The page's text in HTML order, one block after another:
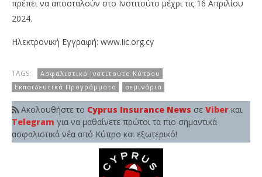
πρέπει να αποσταλούν στο Ινστιτούτο µέχρι τις 16 Απριλίου
2024.
Ηλεκτρονική Εγγραφή: www.iic.org.cy
TAGS:
Ασφαλιστικό Ινστιτούτο Κύπρου
Εκπαιδευτικά Προγράμματα
σεμινάρια
Ακολουθήστε το Cyprus Insurance News σε Viber και
Telegram για να μαθαίνετε πρώτοι τα πιο σημαντικά
ασφαλιστικά νέα από Κύπρο και εξωτερικό!